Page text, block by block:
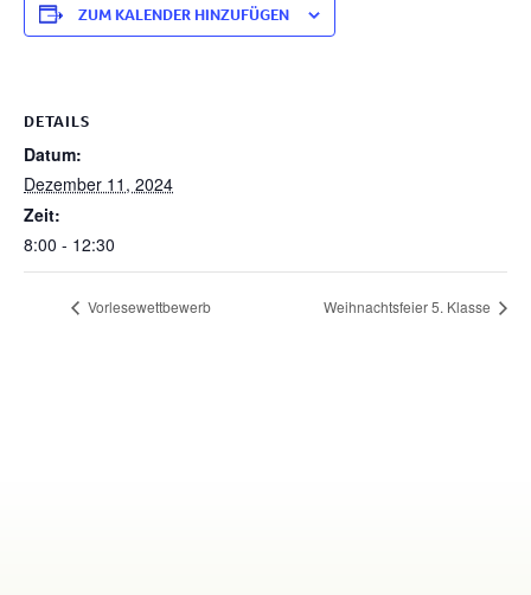
ZUM KALENDER HINZUFÜGEN
DETAILS
Datum:
Dezember 11, 2024
Zeit:
8:00 - 12:30
Vorlesewettbewerb Weihnachtsfeier 5. Klasse